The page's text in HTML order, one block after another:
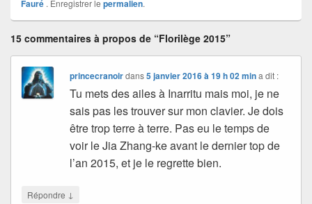
Fauré . Enregistrer le permalien.
15 commentaires à propos de “Florilège 2015”
princecranoirdans5 janvier 2016 à 19 h 02 min a dit :
Tu mets des ailes à Inarritu mais moi, je ne
sais pas les trouver sur mon clavier. Je dois
être trop terre à terre. Pas eu le temps de
voir le Jia Zhang-ke avant le dernier top de
l’an 2015, et je le regrette bien.
Répondre ↓